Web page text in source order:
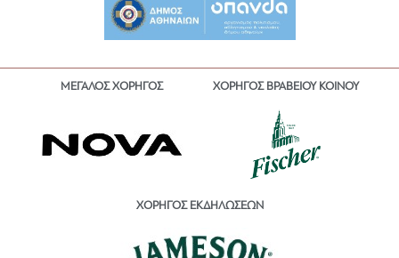
ΜΕΓΑΛΟΣ ΧΟΡΗΓΟΣ ΧΟΡΗΓΟΣ ΒΡΑΒΕΙΟΥ ΚΟΙΝΟΥ
ΧΟΡΗΓΟΣ ΕΚΔΗΛΩΣΕΩΝ